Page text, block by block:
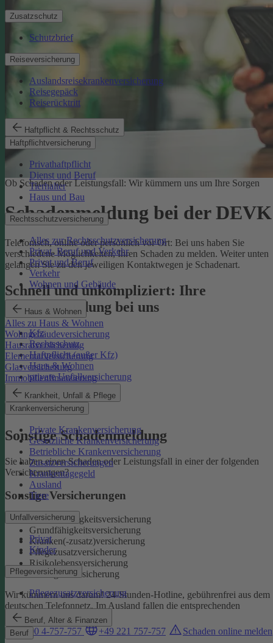
Zusatzschutz
Schutzbrief
Reiseversicherung
Auslandsreisekrankenversicherung
Reisegepäck
Reiserücktritt
Haftpflicht & Rechtsschutz
Haftpflichtversicherung
Privathaftpflicht
Dienst und Beruf
Tierhalter
Haus und Bau
Rechtsschutzversicherung
Alles zur Rechtsschutzversicherung
Privat, Beruf und Verkehr
Privat und Beruf
Verkehr
Wohnen und Gebäude
Haus & Wohnen
Alles zu Haus & Wohnen
Wohngebäudeversicherung
Hausratversicherung
Elementarversicherung
Glasversicherung
Immobilienfinanzierung
Krankheit, Unfall & Pflege
Krankenversicherung
Private Krankenversicherung
Gesetzliche Krankenversicherung
Betriebliche Krankenversicherung
Zusatzversicherungen
Krankentagegeld
Ausland
Tiere
Unfallversicherung
Privat
Kinder
Pflegeversicherung
Pflegezusatzversicherung
Beruf, Alter & Finanzen
Beruf
Ob Schaden oder Leistungsfall: Wir kümmern uns um Ihre Sorgen
Schadenmeldung bei der DEVK
Telefonisch, online oder persönlich vor Ort: Bei uns haben Sie
verschiedene Möglichkeiten, Ihren Schaden zu melden. Weiter unten
gelangen Sie zu den jeweiligen Kontaktwegen je Schadenart.
Schnell und unkompliziert: Ihre
Schadenmeldung bei uns
Kfz
Rechtsschutz
Haftpflicht (außer Kfz)
Haus & Wohnen
private Unfallversicherung
Auslandskrankenschutz
Reiserücktritt
Reisegepäck
Sonstige Schadenmeldung
Sie haben einen Schaden oder Leistungsfall in einer der folgenden
Versicherungen?
Sonstige Versicherungen
Berufsunfähigkeitsversicherung
Grundfähigkeitsversicherung
Kranken(-zusatz)versicherung
Pflegezusatzversicherung
Risikolebensversicherung
Sterbegeldversicherung
Wir kümmern uns darum!24-Stunden-Hotline, gebührenfrei aus dem
deutschen Telefonnetz. Im Ausland fallen die entsprechenden
Landesgebühren an:
0800 4-757-757
+49 221 757-757 Schaden online melden